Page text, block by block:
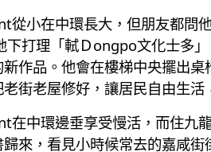
從小在中環長大，但朋友都問
下打理「軾Ｄongpo文化士多
作品。他會在樓梯中央擺出
老街老屋修好，讓居民自由生
在中環邊垂享受慢活，而住九
來，看見小時候常去的嘉咸